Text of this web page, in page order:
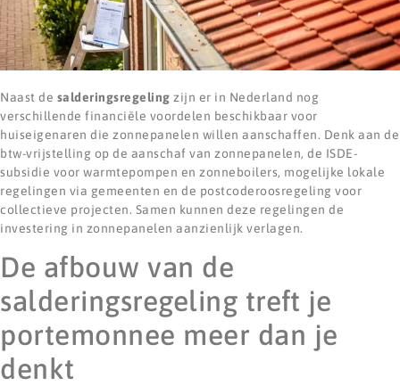
Naast de salderingsregeling zijn er in Nederland nog
verschillende financiële voordelen beschikbaar voor
huiseigenaren die zonnepanelen willen aanschaffen. Denk aan de
btw-vrijstelling op de aanschaf van zonnepanelen, de ISDE-
subsidie voor warmtepompen en zonneboilers, mogelijke lokale
regelingen via gemeenten en de postcoderoosregeling voor
collectieve projecten. Samen kunnen deze regelingen de
investering in zonnepanelen aanzienlijk verlagen.
De afbouw van de
salderingsregeling treft je
portemonnee meer dan je
denkt